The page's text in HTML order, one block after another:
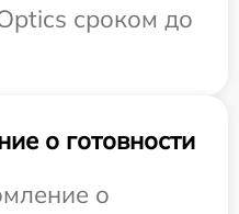
сроком до
о готовности
о